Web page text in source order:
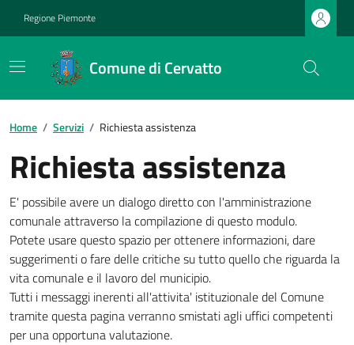
Regione Piemonte
Comune di Cervatto
Home / Servizi / Richiesta assistenza
Richiesta assistenza
E' possibile avere un dialogo diretto con l'amministrazione
comunale attraverso la compilazione di questo modulo.
Potete usare questo spazio per ottenere informazioni, dare
suggerimenti o fare delle critiche su tutto quello che riguarda la
vita comunale e il lavoro del municipio.
Tutti i messaggi inerenti all'attivita' istituzionale del Comune
tramite questa pagina verranno smistati agli uffici competenti
per una opportuna valutazione.